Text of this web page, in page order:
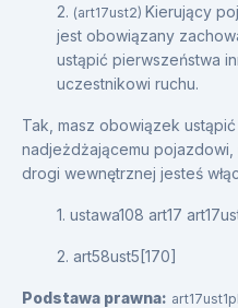
2. (art17ust2) Kierujący
jest obowiązany
ustąpić pierwszeństwa
uczestnikowi ruchu.
Tak, masz obowiązek
nadjeżdżającemu
drogi wewnętrznej jesteś
1. ustawa108 art17
2. art58ust5[170]
Podstawa prawna: